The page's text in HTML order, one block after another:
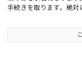
手続きを取ります。絶対